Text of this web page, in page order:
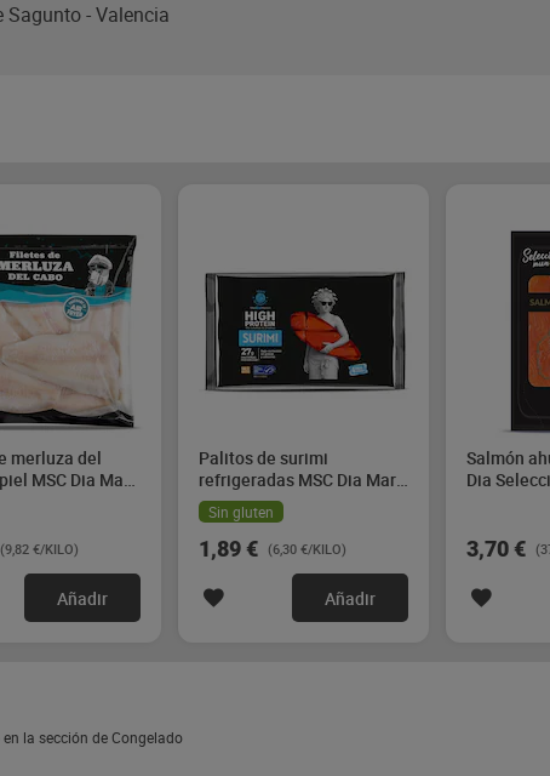
Sagunto - Valencia
merluza del
MSC Dia Mari
(9,82 €/KILO)
Añadir
Palitos de surimi
refrigeradas MSC Dia Mari
Marinera 300 g
Sin gluten
1,89 € (6,30 €/KILO)
Añadir
Salmón
Dia
3,70 €
la sección de Congelado